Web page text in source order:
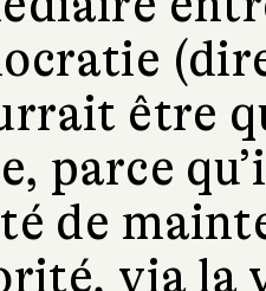
être
parce
de
via la